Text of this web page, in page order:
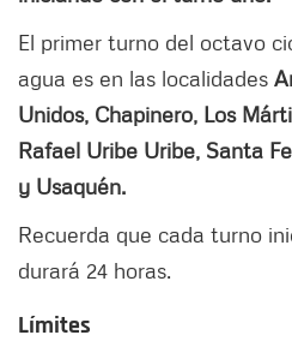
El primer turno del octavo
agua es en las localidades
Unidos, Chapinero, Los
Rafael Uribe Uribe, Santa
y Usaquén.
Recuerda que cada turno
durará 24 horas.
Límites